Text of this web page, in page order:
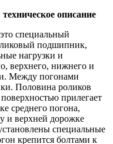
описание
специальный
подшипник,
нагрузки и
верхнего, нижнего и
Между погонами
Половина роликов
прилегает
среднего погона,
и верхней дорожке
специальные
крепится болтами к